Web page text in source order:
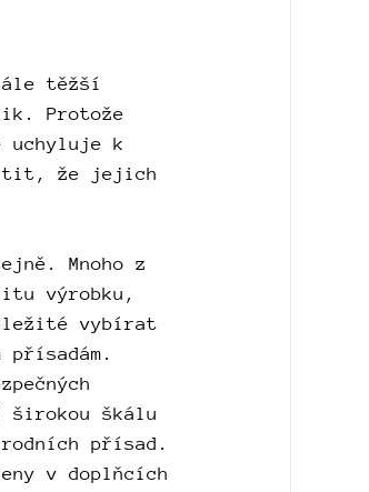
těžší
Protože
uchyluje k
že jejich
Mnoho z
výrobku,
vybírat
širokou škálu
přísad.
v doplňcích